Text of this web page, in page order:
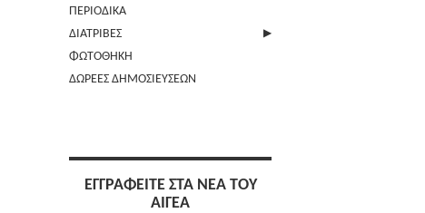
ΠΕΡΙΟΔΙΚΑ
ΔΙΑΤΡΙΒΕΣ
ΑΠΟΣΤΟΛΗ ΠΕΡΙΛΗΨΗΣ
ΦΩΤΟΘΗΚΗ
ΔΩΡΕΕΣ ΔΗΜΟΣΙΕΥΣΕΩΝ
ΕΓΓΡΑΦΕΙΤΕ ΣΤΑ ΝΕΑ ΤΟΥ
ΑΙΓΕΑ